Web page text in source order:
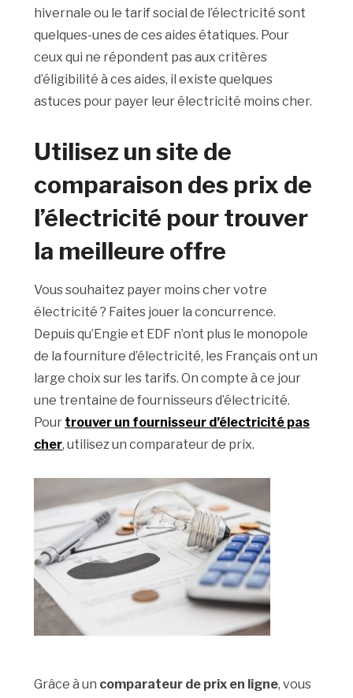
hivernale ou le tarif social de l’électricité sont
quelques-unes de ces aides étatiques. Pour
ceux qui ne répondent pas aux critères
d’éligibilité à ces aides, il existe quelques
astuces pour payer leur électricité moins cher.
Utilisez un site de
comparaison des prix de
l’électricité pour trouver
la meilleure offre
Vous souhaitez payer moins cher votre
électricité ? Faites jouer la concurrence.
Depuis qu’Engie et EDF n’ont plus le monopole
de la fourniture d’électricité, les Français ont un
large choix sur les tarifs. On compte à ce jour
une trentaine de fournisseurs d’électricité.
Pour trouver un fournisseur d’électricité pas
cher, utilisez un comparateur de prix.
Grâce à un comparateur de prix en ligne, vous